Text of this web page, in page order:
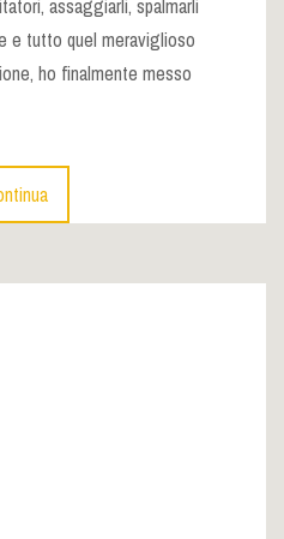
assaggiarli, spalmarli
e tutto quel meraviglioso
ho finalmente messo